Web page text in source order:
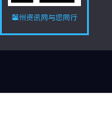
肇州资讯网与您同行